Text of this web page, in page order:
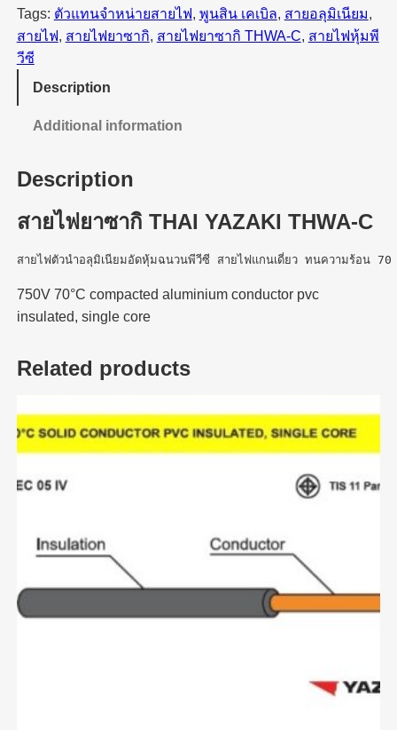
Tags: ตัวแทนจำหน่ายสายไฟ, พูนสิน เคเบิล, สายอลุมิเนียม
สายไฟ, สายไฟยาซากิ, สายไฟยาซากิ THWA-C, สายไฟหุ้มพี
วีซี
Description
Additional information
Description
สายไฟยาซากิ THAI YAZAKI THWA-C
สายไฟตัวนำอลุมิเนียมอัดหุ้มฉนวนพีวีซี สายไฟแกนเดี่ยว ทนความร้อน 70
750V 70°C compacted aluminium conductor pvc
insulated, single core
Related products